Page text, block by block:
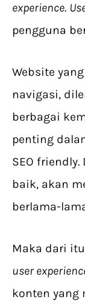
experience.
pengguna
Website
navigasi,
berbagai
penting
SEO friendly.
baik, akan
berlama-
Maka dari
user
konten yang